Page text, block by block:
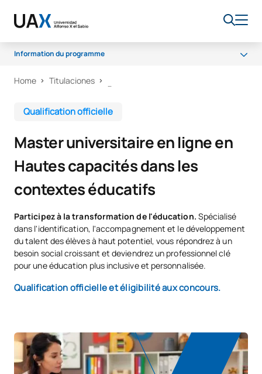
Information du programme
Qu'allez-vous apprendre ?
Débouchés professionnels
Bourses et aides financières
Home Titulaciones
Qualification officielle
Master universitaire en ligne en
Hautes capacités dans les
contextes éducatifs
Participez à la transformation de l'éducation. Spécialisé
dans l'identification, l'accompagnement et le développement
du talent des élèves à haut potentiel, vous répondrez à un
besoin social croissant et deviendrez un professionnel clé
pour une éducation plus inclusive et personnalisée.
Qualification officielle et éligibilité aux concours.